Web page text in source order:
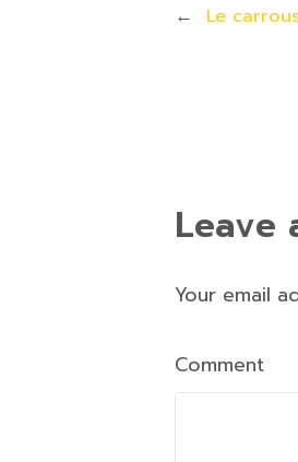
← Le
Leave
Your email
Comment